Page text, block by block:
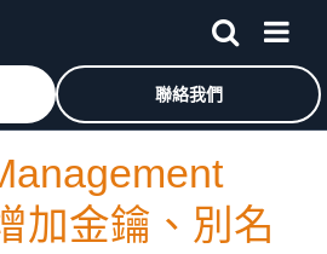
Amazon Web Services 首頁
聯絡我們
加金鑰、別名